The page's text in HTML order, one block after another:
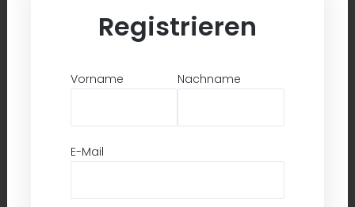
Registrieren
Vorname Nachname
E-Mail